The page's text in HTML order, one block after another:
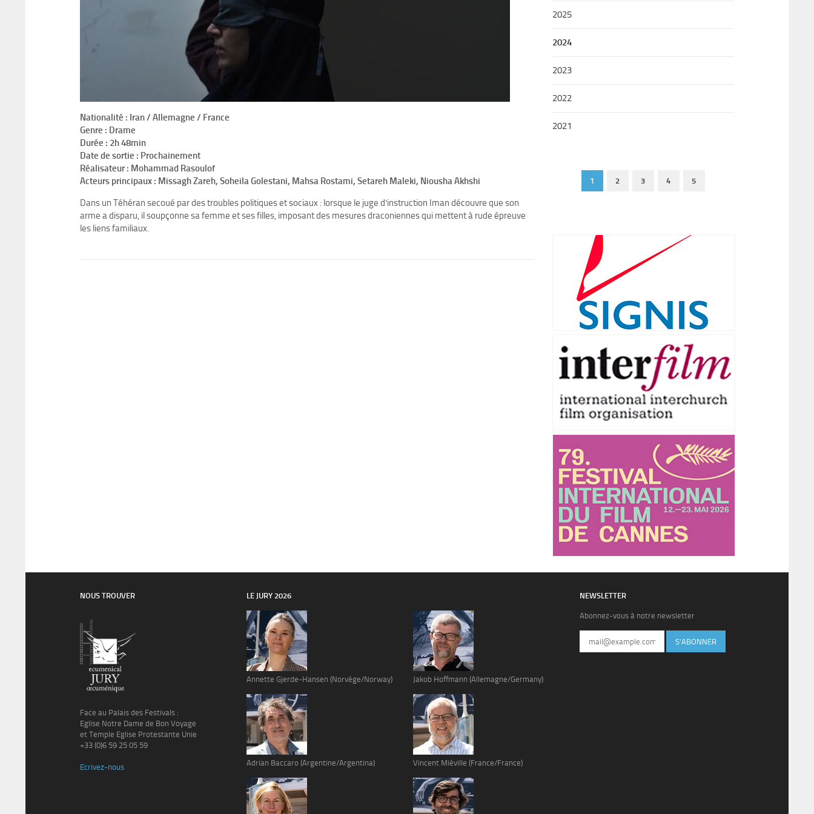
Nationalité : Iran / Allemagne / France
Genre : Drame
Durée : 2h 48min
Date de sortie : Prochainement
Réalisateur : Mohammad Rasoulof
Acteurs principaux : Missagh Zareh, Soheila Golestani, Mahsa Rostami, Setareh Maleki, Niousha Akhshi
Dans un Téhéran secoué par des troubles politiques et sociaux : lorsque le juge d’instruction Iman découvre que son
arme a disparu, il soupçonne sa femme et ses filles, imposant des mesures draconiennes qui mettent à rude épreuve
les liens familiaux.
2025
2024
2023
2022
2021
1 2 3 4 5
NOUS TROUVER
Face au Palais des Festivals :
Eglise Notre Dame de Bon Voyage
et Temple Eglise Protestante Unie
+33 (0)6 59 25 05 59
Ecrivez-nous
LE JURY 2026
Annette Gjerde-Hansen (Norvège/Norway)
Adrian Baccaro (Argentine/Argentina)
Jakob Hoffmann (Allemagne/Germany)
Vincent Miéville (France/France)
NEWSLETTER
Abonnez-vous à notre newsletter
S'ABONNER